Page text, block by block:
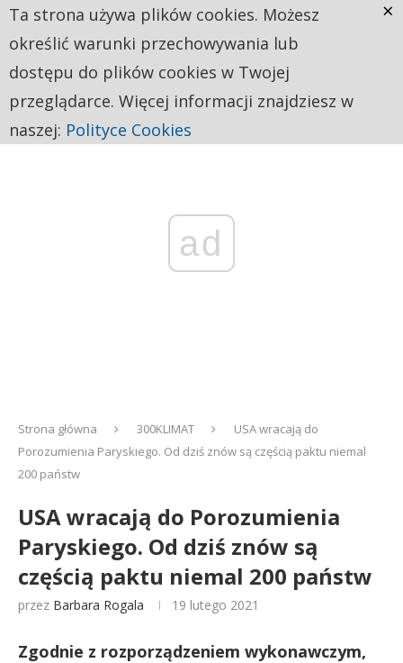
ad
Strona główna 300KLIMAT
USA wracają do
Porozumienia Paryskiego. Od dziś znów są częścią paktu niemal
200 państw
USA wracają do Porozumienia
Paryskiego. Od dziś znów są
częścią paktu niemal 200 państw
przez Barbara Rogala 19 lutego 2021
Zgodnie z rozporządzeniem wykonawczym,
Ta strona używa plików cookies. Możesz
określić warunki przechowywania lub
dostępu do plików cookies w Twojej
przeglądarce. Więcej informacji znajdziesz w
naszej: Polityce Cookies
×